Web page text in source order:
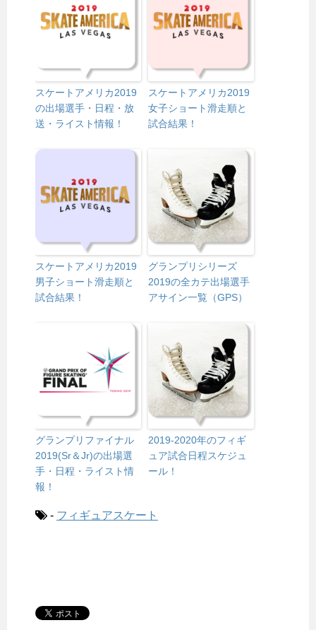
スケートアメリカ2019
の出場選手・日程・放
送・ライスト情報！
スケートアメリカ2019
女子ショート滑走順と
試合結果！
スケートアメリカ2019
男子ショート滑走順と
試合結果！
グランプリシリーズ
2019の全カテ出場選手
アサイン一覧（GPS）
グランプリファイナル
2019(Sr＆Jr)の出場選
手・日程・ライスト情
報！
2019-2020年のフィギ
ュア試合日程スケジュ
ール！
- フィギュアスケート